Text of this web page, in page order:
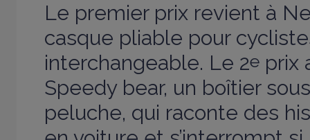
Le premier prix revient à
casque pliable pour
interchangeable. Le 2e prix
Speedy bear, un boîtier
peluche, qui raconte des